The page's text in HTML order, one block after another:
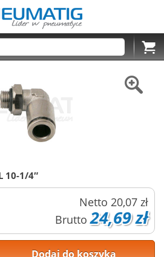
Cart
10-1/4″
Netto 20,07 zł
Brutto 24,69 zł
Dodaj do koszyka